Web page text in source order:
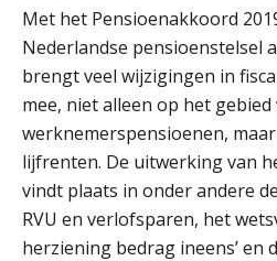
Met het Pensioenakkoord
Nederlandse pensioenstelsel
brengt veel wijzigingen in
mee, niet alleen op het gebied
werknemerspensioenen,
lijfrenten. De uitwerking van
vindt plaats in onder andere
RVU en verlofsparen, het
herziening bedrag ineens’ en